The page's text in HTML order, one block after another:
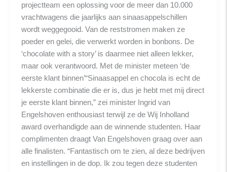
projectteam een oplossing voor de meer dan 10.000
vrachtwagens die jaarlijks aan sinaasappelschillen
wordt weggegooid. Van de reststromen maken ze
poeder en gelei, die verwerkt worden in bonbons. De
‘chocolate with a story’ is daarmee niet alleen lekker,
maar ook verantwoord. Met de minister meteen ‘de
eerste klant binnen’“Sinaasappel en chocola is echt de
lekkerste combinatie die er is, dus je hebt met mij direct
je eerste klant binnen,” zei minister Ingrid van
Engelshoven enthousiast terwijl ze de Wij Inholland
award overhandigde aan de winnende studenten. Haar
complimenten draagt Van Engelshoven graag over aan
alle finalisten. “Fantastisch om te zien, al deze bedrijven
en instellingen in de dop. Ik zou tegen deze studenten